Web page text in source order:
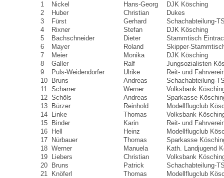
1
Nickel Hans-Georg
DJK Kösching
2
Huber Christian
Dukes
3
Fürst Gerhard
Schachabteilung-
4
Rixner Stefan
DJK Kösching
5
Bachschneider Dieter
Stammtisch
6
Mayer Roland
Skipper-
7
Meier Monika
DJK Kösching
8
Galler Ralf
Jungsozialisten
9
Puls-Weidendorfer Ulrike
Reit- und
10
Bruns Andreas
Schachabteilung-
11
Scharrer Werner
Volksbank
12 Schöls Andreas
Sparkasse
13
Bürzer Reinhold
Modellflugclub
14
Linke Thomas
Volksbank
15
Binder Karin
Reit- und
16
Hell Heinz
Modellflugclub
17
Nürbauer Thomas
Sparkasse
18 Werner Manuela
Kath. Landjugend
19
Liebers Christian
Volksbank
20
Bruns Patrick
Schachabteilung-
21
Knöferl Thomas
Modellflugclub